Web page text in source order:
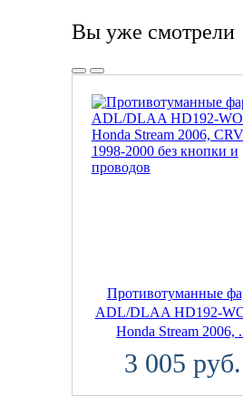
Вы уже смотрели
Противотуманные
ADL/DLAA HD192-
Honda Stream 2006,
3 005 руб.